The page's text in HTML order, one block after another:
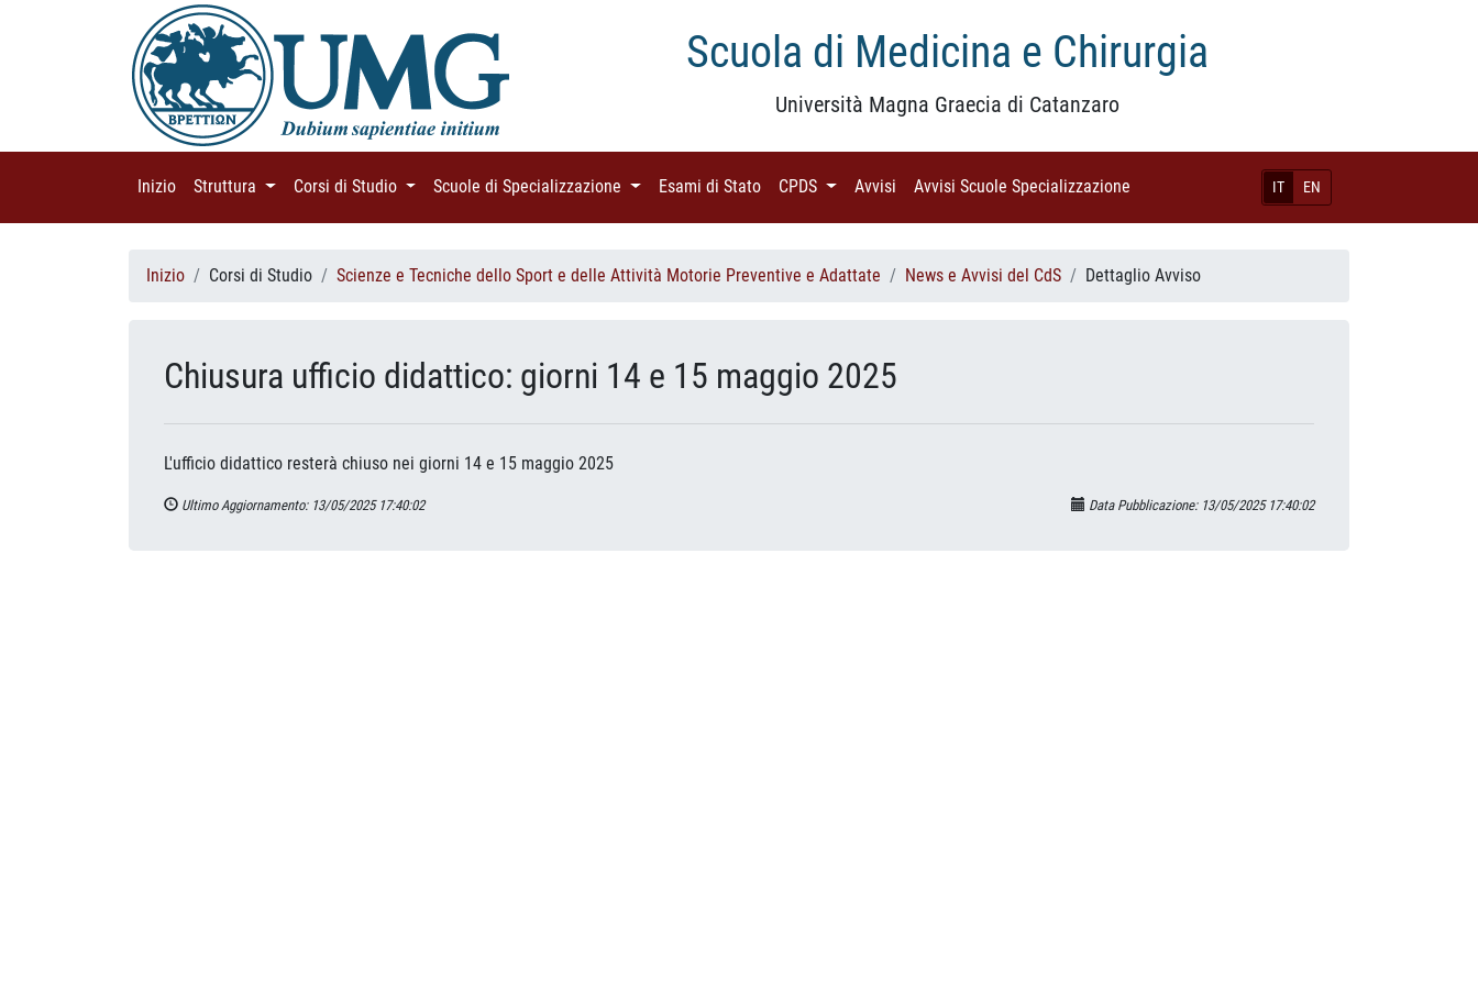
Scuola di Medicina e Chirurgia
Università Magna Graecia di Catanzaro
IT EN
Inizio (current)
Struttura (current)Corsi di Studio (current)Scuole di Specializzazione (current)Esami di Stato (current)
CPDS (current)
Avvisi (current)
Avvisi Scuole Specializzazione
Inizio Corsi di Studio Scienze e Tecniche dello Sport e delle Attività Motorie Preventive e Adattate News e Avvisi del CdS Dettaglio Avviso
Chiusura ufficio didattico: giorni 14 e 15 maggio 2025
L'ufficio didattico resterà chiuso nei giorni 14 e 15 maggio 2025
Ultimo Aggiornamento: 13/05/2025 17:40:02 Data Pubblicazione: 13/05/2025 17:40:02